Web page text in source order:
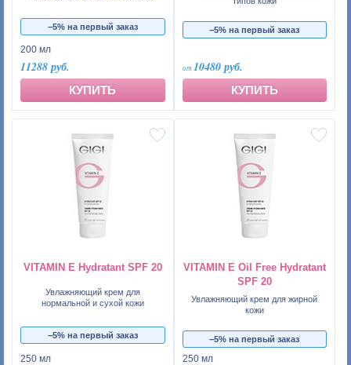
−5% на первый заказ
200 мл
11288 руб.
КУПИТЬ
−5% на первый заказ
10480 руб.
КУПИТЬ
VITAMIN E Hydratant SPF 20
Увлажняющий крем для
нормальной и сухой кожи
−5% на первый заказ
250 мл
VITAMIN E Oil Free Hydratant
SPF 20
Увлажняющий крем для жирной
кожи
−5% на первый заказ
250 мл